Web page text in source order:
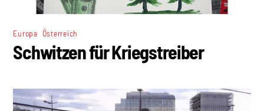
Europa Österreich
Schwitzen für Kriegstreiber